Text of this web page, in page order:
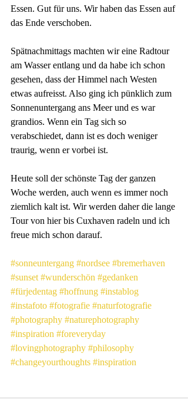
Essen. Gut für uns. Wir haben das Essen auf
das Ende verschoben.
Spätnachmittags machten wir eine Radtour
am Wasser entlang und da habe ich schon
gesehen, dass der Himmel nach Westen
etwas aufreisst. Also ging ich pünklich zum
Sonnenuntergang ans Meer und es war
grandios. Wenn ein Tag sich so
verabschiedet, dann ist es doch weniger
traurig, wenn er vorbei ist.
Heute soll der schönste Tag der ganzen
Woche werden, auch wenn es immer noch
ziemlich kalt ist. Wir werden daher die lange
Tour von hier bis Cuxhaven radeln und ich
freue mich schon darauf.
#sonneuntergang #nordsee #bremerhaven
#sunset #wunderschön #gedanken
#fürjedentag #hoffnung #instablog
#instafoto #fotografie #naturfotografie
#photography #naturephotography
#inspiration #foreveryday
#lovingphotography #philosophy
#changeyourthoughts #inspiration